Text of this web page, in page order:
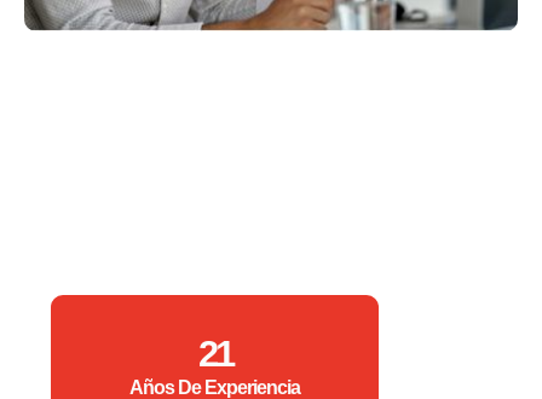
21
Años De Experiencia